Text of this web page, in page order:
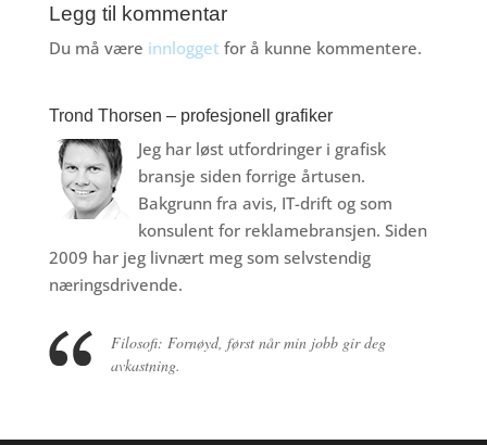
Legg til kommentar
Du må være innlogget for å kunne kommentere.
Trond Thorsen – profesjonell grafiker
Jeg har løst utfordringer i grafisk
bransje siden forrige årtusen.
Bakgrunn fra avis, IT-drift og som
konsulent for reklamebransjen. Siden
2009 har jeg livnært meg som selvstendig
næringsdrivende.
Filosofi: Fornøyd, først når min jobb gir deg
avkastning.